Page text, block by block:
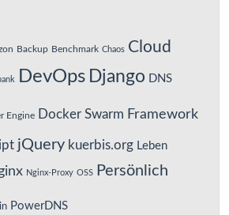
Backup Benchmark Chaos Cloud
DevOps Django DNS
Engine Docker Swarm Framework
jQuery kuerbis.org Leben
Nginx-Proxy OSS Persönlich
PowerDNS